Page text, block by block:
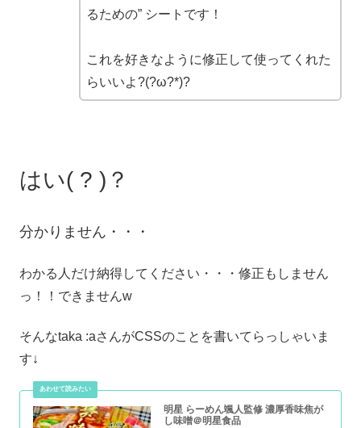
るための” シートです！
これを好きなように修正して使ってくれた
らいいよ?(?ω?*)?
はい( ? )？
分かりません・・・
わかる人だけ納得してください・・・修正もしません
っ！！できませんw
そんなtaka :aさんがCSSのことを書いてらっしゃいま
す↓
明星 らーめん颯人監修 濃厚香味焦が
し味噌＠明星食品